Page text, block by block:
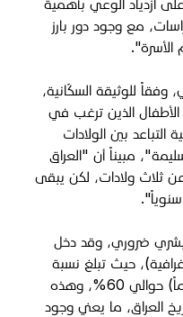
ازدياد الوعي بأهمية
مع وجود دور بارز
الأسرة".
وفقاً للوثيقة السكّانية،
الأطفال الذين ترغب في
بين الولادات
مبيناً أن "العراق
ثلاث ولادات، لكن يبقى
ضروري، وقد دخل
حيث تبلغ نسبة
السكان في سن العمل (15–64 عاماً) حوالي 60%، وهذه
العراق، ما يعني وجود